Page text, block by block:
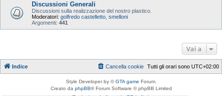
Discussioni Generali
Discussioni sulla realizzazione del nostro plastico.
Moderatori: golfredo castelletto smelloni
Argomenti: 441
Vai a
Indice Tutti gli orari sono UTC+02:00
Cancella cookie
Style Developer by ©GTA game Forum.
Creato da phpBB® Forum Software © phpBB Limited